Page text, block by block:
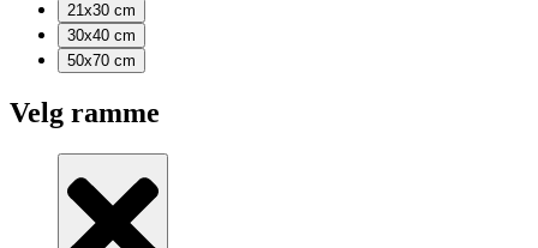
21x30 cm
30x40 cm
50x70 cm
Velg ramme